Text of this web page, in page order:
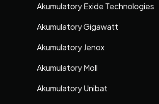
Akumulatory Exide Technologies
Akumulatory Gigawatt
Akumulatory Jenox
Akumulatory Moll
Akumulatory Unibat